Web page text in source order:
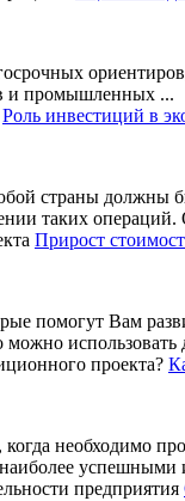
и промышленных ...
Роль инвестиций в
страны должны
таких
Прирост
помогут Вам
использовать
необходимо
успешными